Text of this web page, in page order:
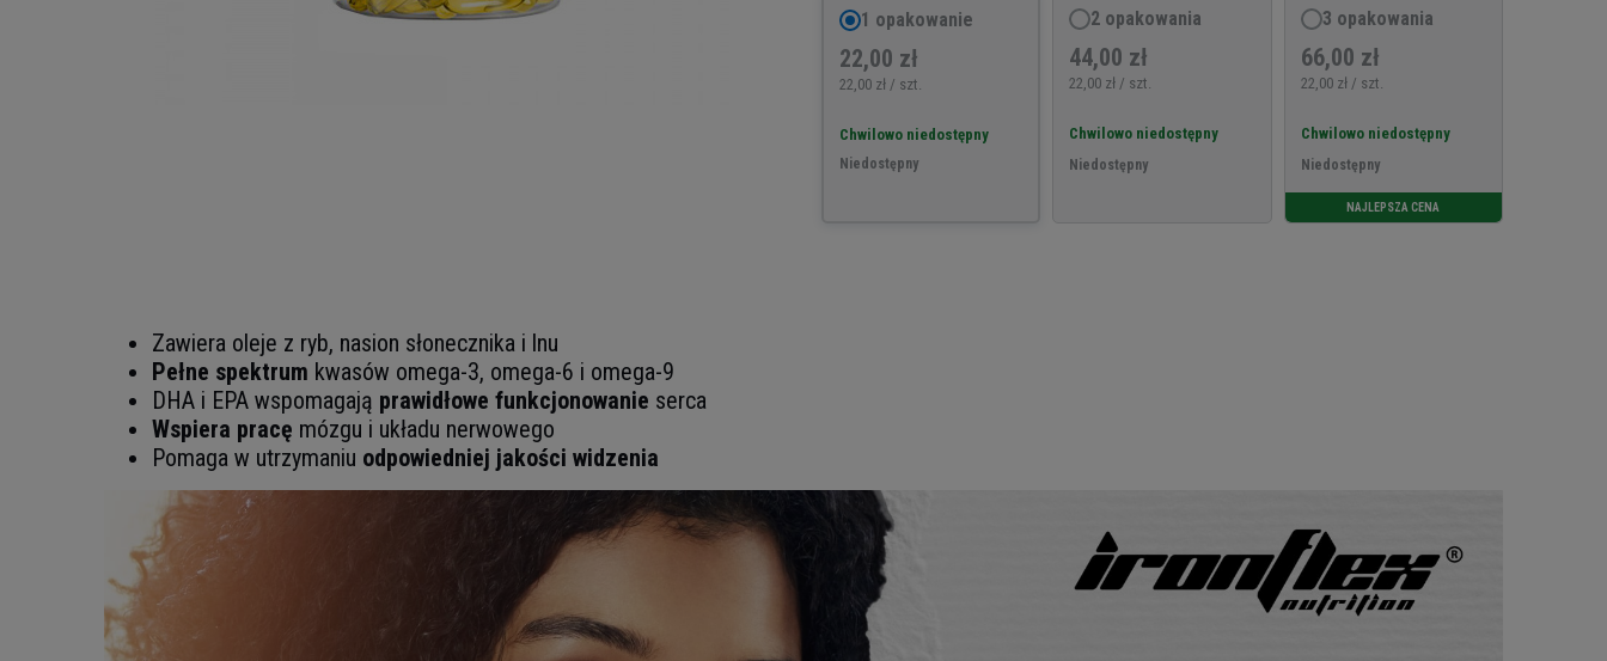
1 opakowanie
22,00 zł
22,00 zł / szt.
Chwilowo niedostępny
Niedostępny
2 opakowania
44,00 zł
22,00 zł / szt.
Chwilowo niedostępny
Niedostępny
NAJLEPSZA CENA
3 opakowania
66,00 zł
22,00 zł / szt.
Chwilowo niedostępny
Niedostępny
Zawiera oleje z ryb, nasion słonecznika i lnu
Pełne spektrum kwasów omega-3, omega-6 i omega-9
DHA i EPA wspomagają prawidłowe funkcjonowanie serca
Wspiera pracę mózgu i układu nerwowego
Pomaga w utrzymaniu odpowiedniej jakości widzenia